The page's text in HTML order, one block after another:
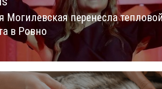
Могилевская перенесла
в Ровно